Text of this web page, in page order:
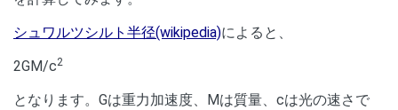
シュワルツシルト半径(wikipedia)によると、
2GM/c2
となります。Gは重力加速度、Mは質量、cは光の速さで